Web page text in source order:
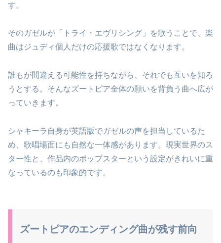
す。
そのガゼルが「トライ・エヴリシング」を歌うことで、楽
曲はジュディ個人だけの応援歌ではなくなります。
誰もが間違える可能性を持ちながら、それでも互いを知ろ
うとする。そんなズートピア全体の願いを背負う曲へ広が
っていきます。
シャキーラ自身が英語版でガゼルの声を担当しているた
め、歌唱場面にも自然な一体感があります。現実世界のス
ター性と、作品内のポップスターという設定がきれいに重
なっているのも印象的です。
ズートピアのエンディング曲が残す前向